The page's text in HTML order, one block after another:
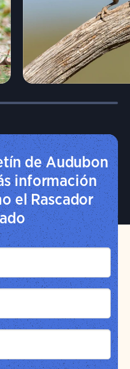
de Audubon
información
el Rascador